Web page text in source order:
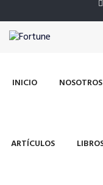
INICIO NOSOTROS
ARTÍCULOS